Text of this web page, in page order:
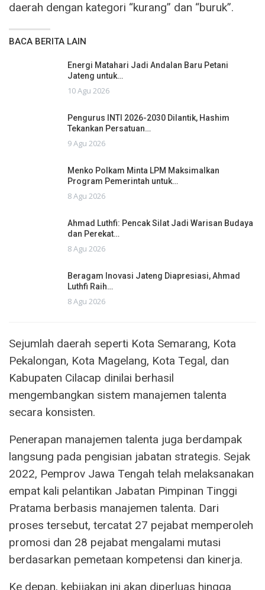
daerah dengan kategori “kurang” dan “buruk”.
BACA BERITA LAIN
Energi Matahari Jadi Andalan Baru Petani
Jateng untuk…
10 Agu 2026
Pengurus INTI 2026-2030 Dilantik, Hashim
Tekankan Persatuan…
9 Agu 2026
Menko Polkam Minta LPM Maksimalkan
Program Pemerintah untuk…
8 Agu 2026
Ahmad Luthfi: Pencak Silat Jadi Warisan Budaya
dan Perekat…
8 Agu 2026
Beragam Inovasi Jateng Diapresiasi, Ahmad
Luthfi Raih…
8 Agu 2026
Sejumlah daerah seperti Kota Semarang, Kota
Pekalongan, Kota Magelang, Kota Tegal, dan
Kabupaten Cilacap dinilai berhasil
mengembangkan sistem manajemen talenta
secara konsisten.
Penerapan manajemen talenta juga berdampak
langsung pada pengisian jabatan strategis. Sejak
2022, Pemprov Jawa Tengah telah melaksanakan
empat kali pelantikan Jabatan Pimpinan Tinggi
Pratama berbasis manajemen talenta. Dari
proses tersebut, tercatat 27 pejabat memperoleh
promosi dan 28 pejabat mengalami mutasi
berdasarkan pemetaan kompetensi dan kinerja.
Ke depan, kebijakan ini akan diperluas hingga